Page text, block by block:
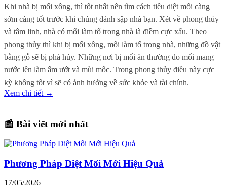
Khi nhà bị mối xông, thì tốt nhất nên tìm cách tiêu diệt mối càng
sớm càng tốt trước khi chúng đánh sập nhà bạn. Xét về phong thủy
và tâm linh, nhà có mối làm tổ trong nhà là điềm cực xấu. Theo
phong thủy thì khi bị mối xông, mối làm tổ trong nhà, những đồ vật
bằng gỗ sẽ bị phá hủy. Những nơi bị mối ăn thường do mối mang
nước lên làm ẩm ướt và mùi mốc. Trong phong thủy điều này cực
kỳ không tốt vì sẽ có ảnh hưởng về sức khỏe và tài chính.
Xem chi tiết →
📰 Bài viết mới nhất
Phương Pháp Diệt Mối Mới Hiệu Quả
17/05/2026